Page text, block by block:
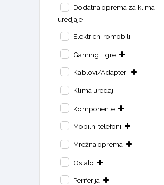
Dodatna oprema za klima
uredjaje
Elektricni romobili
Gaming i igre
Kablovi/Adapteri
Klima uredaji
Komponente
Mobilni telefoni
Mrežna oprema
Ostalo
Periferija